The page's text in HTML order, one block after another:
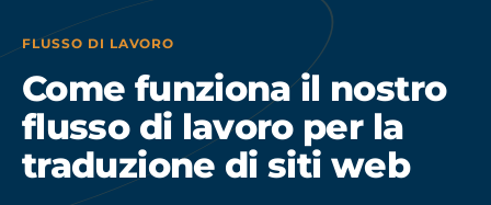
FLUSSO DI LAVORO
Come funziona il nostro
flusso di lavoro per la
traduzione di siti web